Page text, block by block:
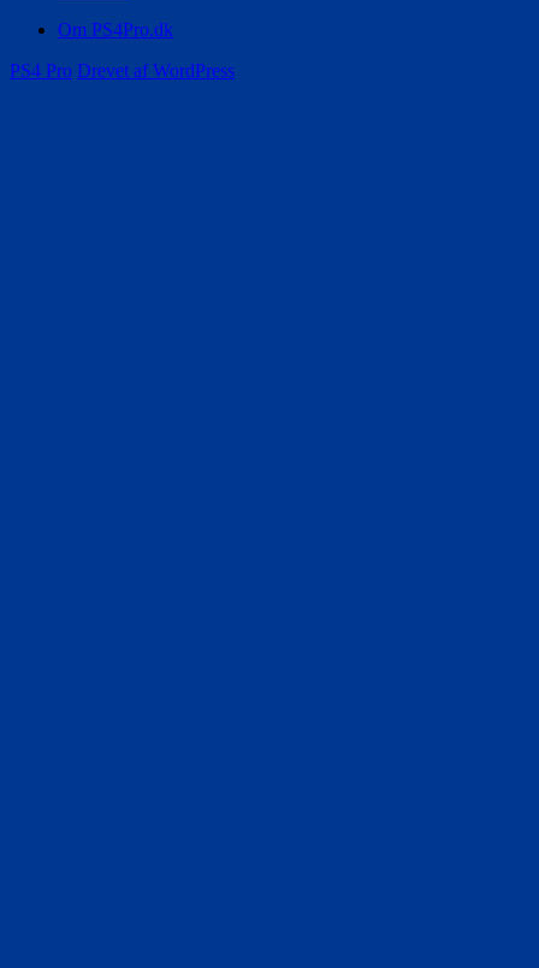
Om PS4Pro.dk
PS4 Pro Drevet af WordPress